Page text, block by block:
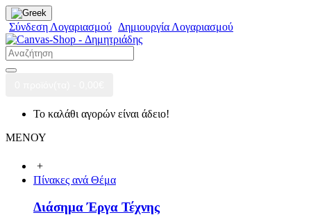
Σύνδεση Λογαριασμού Δημιουργία Λογαριασμού
Το καλάθι αγορών είναι άδειο!
ΜΕΝΟΥ
+
Πίνακες ανά Θέμα
Διάσημα Έργα Τέχνης